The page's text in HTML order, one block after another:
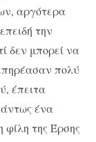
αργότερα
την
δεν μπορεί να
πολύ
έπειτα
ένα
της Έρσης